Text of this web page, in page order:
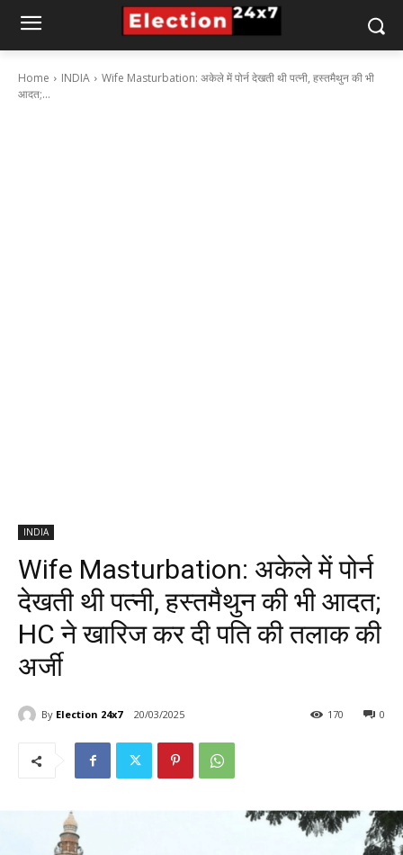
Home INDIA
Wife Masturbation: अकेले में पोर्न देखती थी पत्नी, हस्तमैथुन की भी
आदत;...
INDIA
Wife Masturbation: अकेले में पोर्न
देखती थी पत्नी, हस्तमैथुन की भी आदत;
HC ने खारिज कर दी पति की तलाक की
अर्जी
By Election 24x7 20/03/2025 0
170